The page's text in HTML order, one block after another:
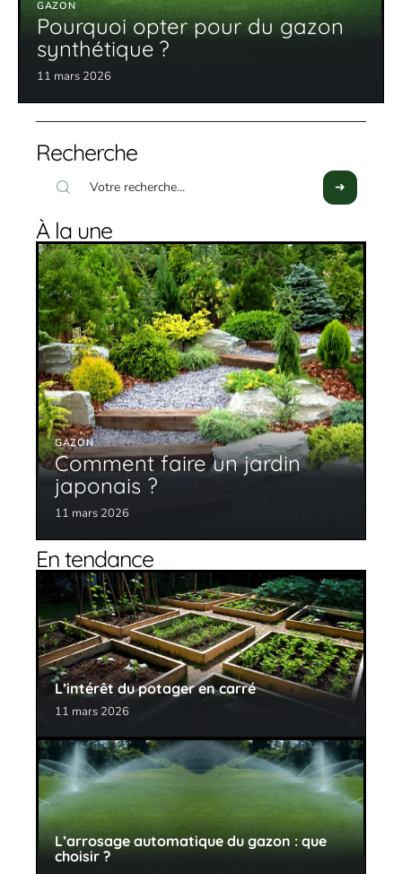
GAZON
Pourquoi opter pour du gazon
synthétique ?
11 mars 2026
Recherche
À la une
GAZON
Comment faire un jardin
japonais ?
11 mars 2026
En tendance
L’intérêt du potager en carré
11 mars 2026
L’arrosage automatique du gazon : que
choisir ?